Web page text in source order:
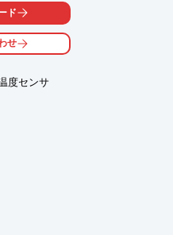
が小さく互換性がある
電力が安定で長寿命
的強度が保たれている
か、お気軽にお問い合わせ下
ド
せ
度センサ